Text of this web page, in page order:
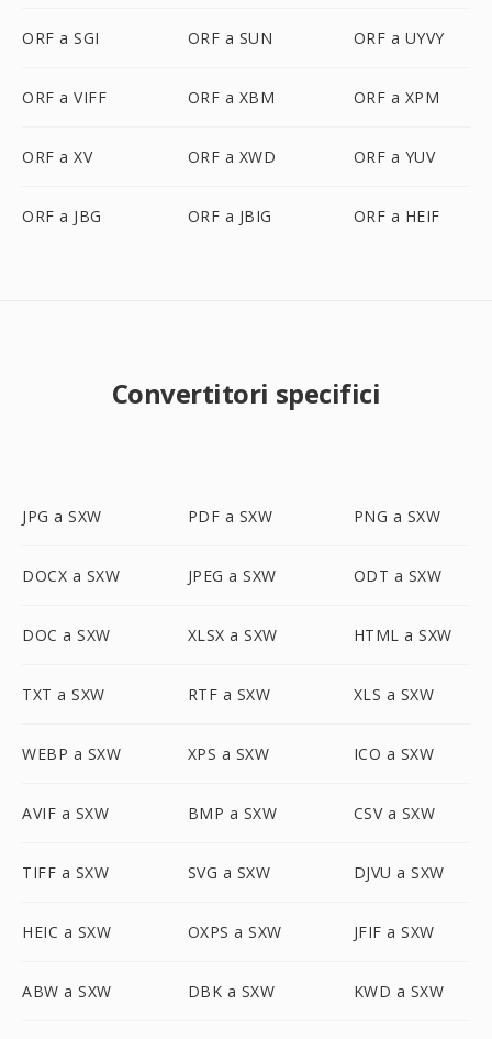
ORF a SGI ORF a SUN ORF a UYVY
ORF a VIFF ORF a XBM ORF a XPM
ORF a XV ORF a XWD ORF a YUV
ORF a JBG ORF a JBIG ORF a HEIF
Convertitori specifici
JPG a SXW PDF a SXW PNG a SXW
DOCX a SXW JPEG a SXW ODT a SXW
DOC a SXW XLSX a SXW HTML a SXW
TXT a SXW RTF a SXW XLS a SXW
WEBP a SXW XPS a SXW ICO a SXW
AVIF a SXW BMP a SXW CSV a SXW
TIFF a SXW SVG a SXW DJVU a SXW
HEIC a SXW OXPS a SXW JFIF a SXW
ABW a SXW DBK a SXW KWD a SXW